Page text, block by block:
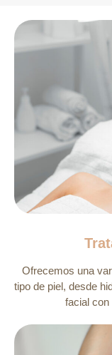
Ofrecemos una
tipo de piel, desde
facial